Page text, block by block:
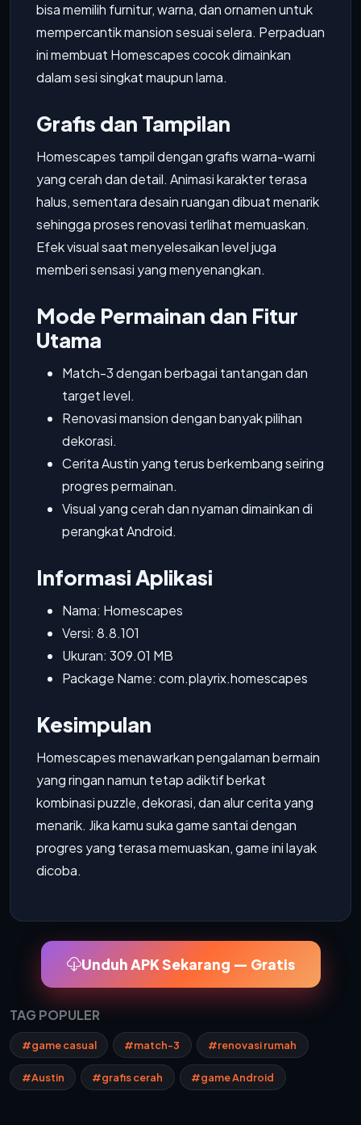
bisa memilih furnitur, warna, dan ornamen untuk
mempercantik mansion sesuai selera. Perpaduan
ini membuat Homescapes cocok dimainkan
dalam sesi singkat maupun lama.
Grafis dan Tampilan
Homescapes tampil dengan grafis warna-warni
yang cerah dan detail. Animasi karakter terasa
halus, sementara desain ruangan dibuat menarik
sehingga proses renovasi terlihat memuaskan.
Efek visual saat menyelesaikan level juga
memberi sensasi yang menyenangkan.
Mode Permainan dan Fitur
Utama
Match-3 dengan berbagai tantangan dan
target level.
Renovasi mansion dengan banyak pilihan
dekorasi.
Cerita Austin yang terus berkembang seiring
progres permainan.
Visual yang cerah dan nyaman dimainkan di
perangkat Android.
Informasi Aplikasi
Nama: Homescapes
Versi: 8.8.101
Ukuran: 309.01 MB
Package Name: com.playrix.homescapes
Kesimpulan
Homescapes menawarkan pengalaman bermain
yang ringan namun tetap adiktif berkat
kombinasi puzzle, dekorasi, dan alur cerita yang
menarik. Jika kamu suka game santai dengan
progres yang terasa memuaskan, game ini layak
dicoba.
Unduh APK Sekarang — Gratis
TAG POPULER
#game casual #match-3 #renovasi rumah
#Austin #grafis cerah #game Android